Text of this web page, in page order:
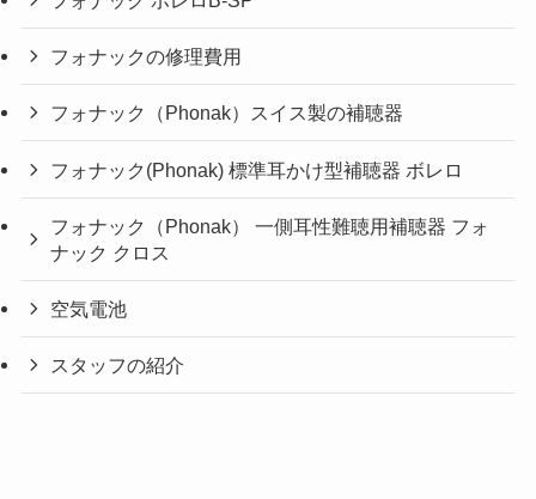
フォナックの修理費用
フォナック（Phonak）スイス製の補聴器
フォナック(Phonak) 標準耳かけ型補聴器 ボレロ
フォナック（Phonak） 一側耳性難聴用補聴器 フォ
ナック クロス
空気電池
スタッフの紹介